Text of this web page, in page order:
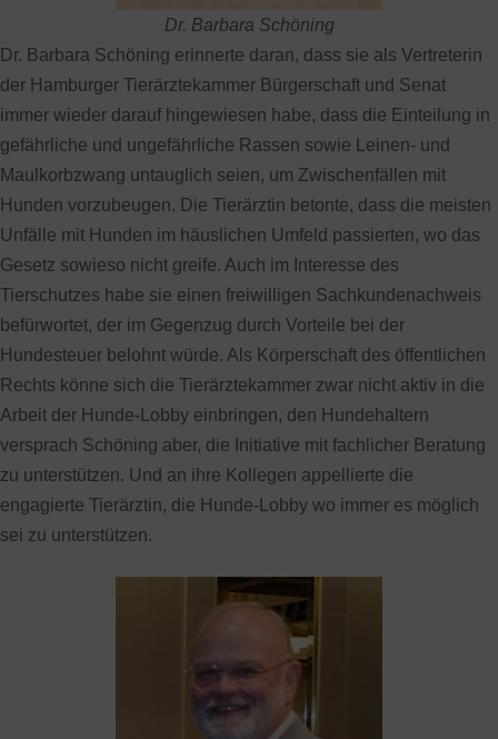
Dr. Barbara Schöning
Dr. Barbara Schöning erinnerte daran, dass sie als Vertreterin
der Hamburger Tierärztekammer Bürgerschaft und Senat
immer wieder darauf hingewiesen habe, dass die Einteilung in
gefährliche und ungefährliche Rassen sowie Leinen- und
Maulkorbzwang untauglich seien, um Zwischenfällen mit
Hunden vorzubeugen. Die Tierärztin betonte, dass die meisten
Unfälle mit Hunden im häuslichen Umfeld passierten, wo das
Gesetz sowieso nicht greife. Auch im Interesse des
Tierschutzes habe sie einen freiwilligen Sachkundenachweis
befürwortet, der im Gegenzug durch Vorteile bei der
Hundesteuer belohnt würde. Als Körperschaft des öffentlichen
Rechts könne sich die Tierärztekammer zwar nicht aktiv in die
Arbeit der Hunde-Lobby einbringen, den Hundehaltern
versprach Schöning aber, die Initiative mit fachlicher Beratung
zu unterstützen. Und an ihre Kollegen appellierte die
engagierte Tierärztin, die Hunde-Lobby wo immer es möglich
sei zu unterstützen.